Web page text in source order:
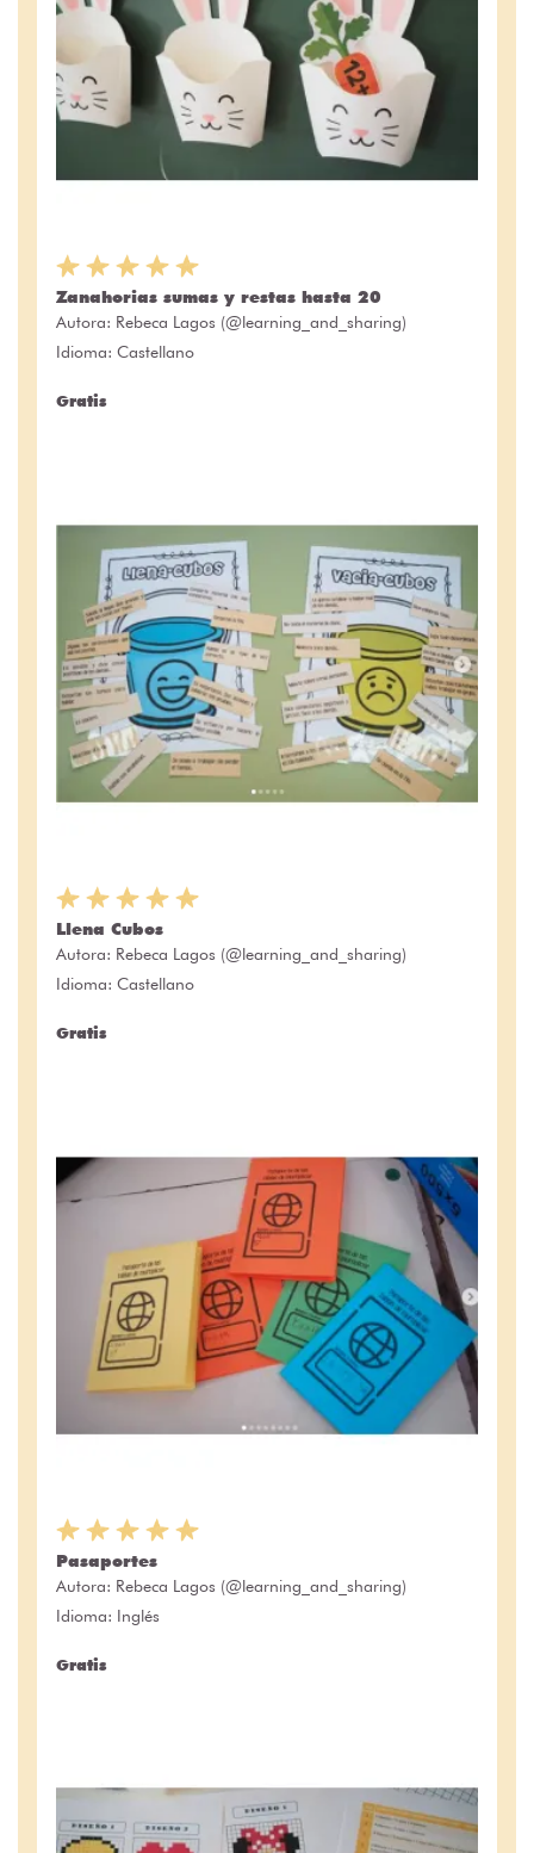
Zanahorias sumas y restas hasta 20
Autora: Rebeca Lagos (@learning_and_sharing)
Idioma: Castellano
Gratis
Llena Cubos
Autora: Rebeca Lagos (@learning_and_sharing)
Idioma: Castellano
Gratis
Pasaportes
Autora: Rebeca Lagos (@learning_and_sharing)
Idioma: Inglés
Gratis